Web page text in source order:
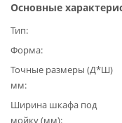
Основные
Тип
Форма
Точные размеры (Д*Ш)
мм
Ширина шкафа под
мойку (мм)